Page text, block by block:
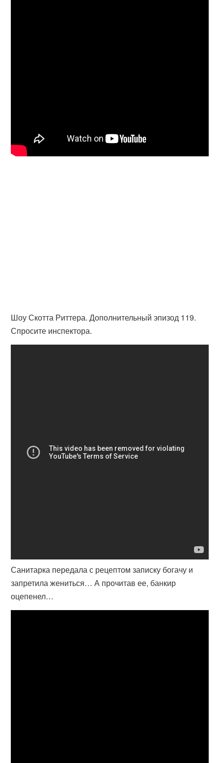
Шоу Скотта Риттера. Дополнительный эпизод 119.
Спросите инспектора.
Санитарка передала с рецептом записку богачу и
запретила жениться… А прочитав ее, банкир
оцепенел…